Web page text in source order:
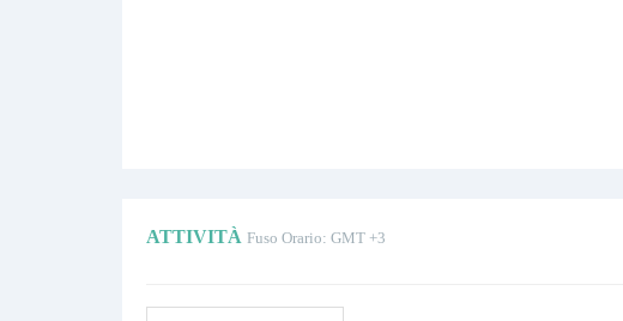
ATTIVITÀ Fuso Orario: GMT +3